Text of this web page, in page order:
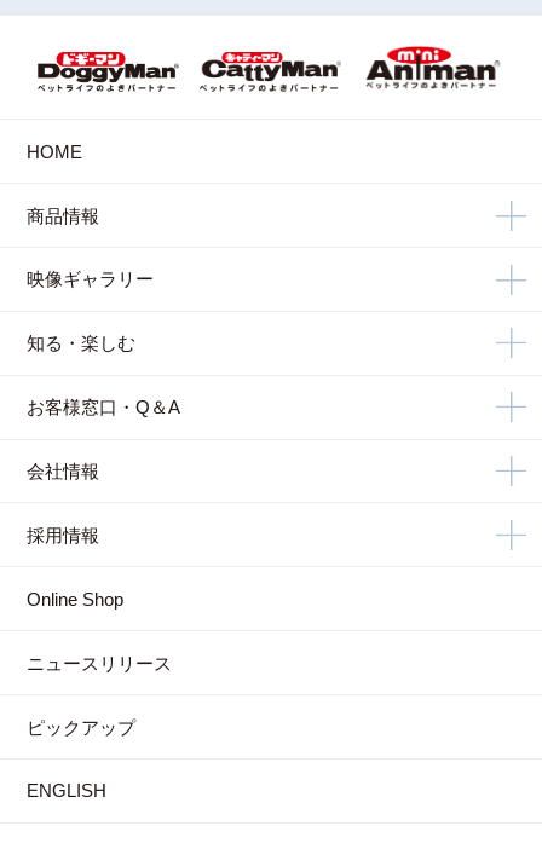
HOME
商品情報
映像ギャラリー
知る・楽しむ
お客様窓口・Q＆A
会社情報
採用情報
Online Shop
ニュースリリース
ピックアップ
ENGLISH